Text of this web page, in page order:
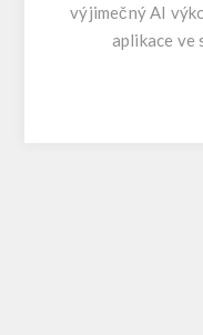
výjimečný AI
aplikace ve